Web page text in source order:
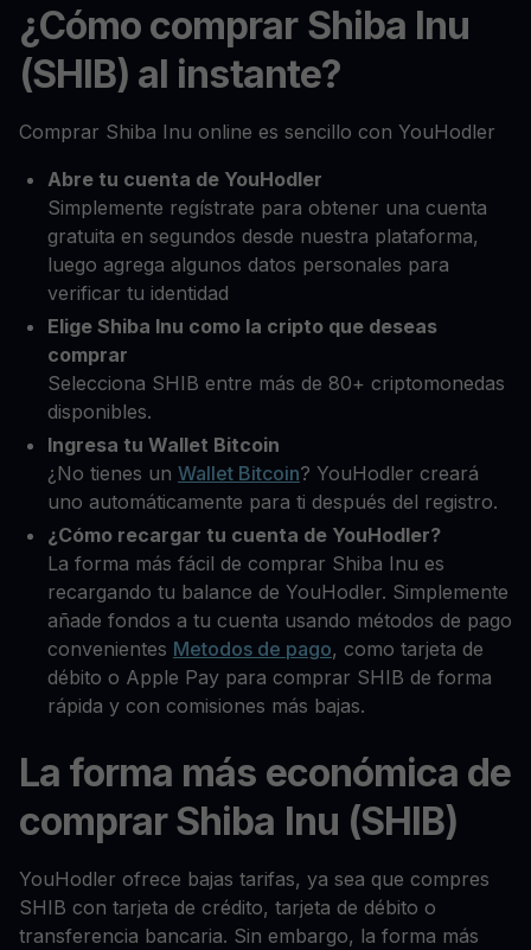
¿Cómo comprar Shiba Inu
(SHIB) al instante?
Comprar Shiba Inu online es sencillo con YouHodler
Abre tu cuenta de YouHodler
Simplemente regístrate para obtener una cuenta
gratuita en segundos desde nuestra plataforma,
luego agrega algunos datos personales para
verificar tu identidad
Elige Shiba Inu como la cripto que deseas
comprar
Selecciona SHIB entre más de 80+ criptomonedas
disponibles.
Ingresa tu Wallet Bitcoin
¿No tienes un Wallet Bitcoin? YouHodler creará
uno automáticamente para ti después del registro.
¿Cómo recargar tu cuenta de YouHodler?
La forma más fácil de comprar Shiba Inu es
recargando tu balance de YouHodler. Simplemente
añade fondos a tu cuenta usando métodos de pago
convenientes Metodos de pago, como tarjeta de
débito o Apple Pay para comprar SHIB de forma
rápida y con comisiones más bajas.
La forma más económica de
comprar Shiba Inu (SHIB)
YouHodler ofrece bajas tarifas, ya sea que compres
SHIB con tarjeta de crédito, tarjeta de débito o
transferencia bancaria. Sin embargo, la forma más